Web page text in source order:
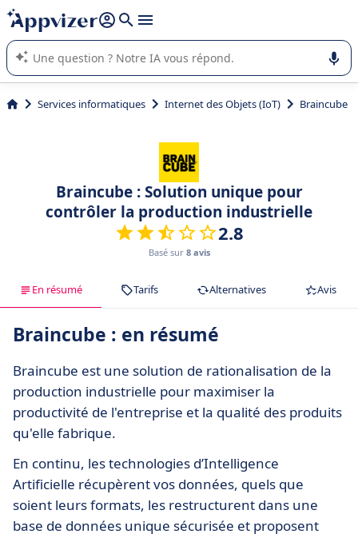
répondre (plusieurs lignes avec
L'IA de Appvizer vous guide dans l'utilisation ou la sélection de
logiciel SaaS en entreprise.
Services informatiques Internet des Objets (IoT) Braincube
Braincube : Solution unique pour
contrôler la production industrielle
2.8
Basé sur 8 avis
En résumé Tarifs Alternatives Avis
Braincube : en résumé
Braincube est une solution de rationalisation de la
production industrielle pour maximiser la
productivité de l'entreprise et la qualité des produits
qu'elle fabrique.
En continu, les technologies d’Intelligence
Artificielle récupèrent vos données, quels que
soient leurs formats, les restructurent dans une
base de données unique sécurisée et proposent